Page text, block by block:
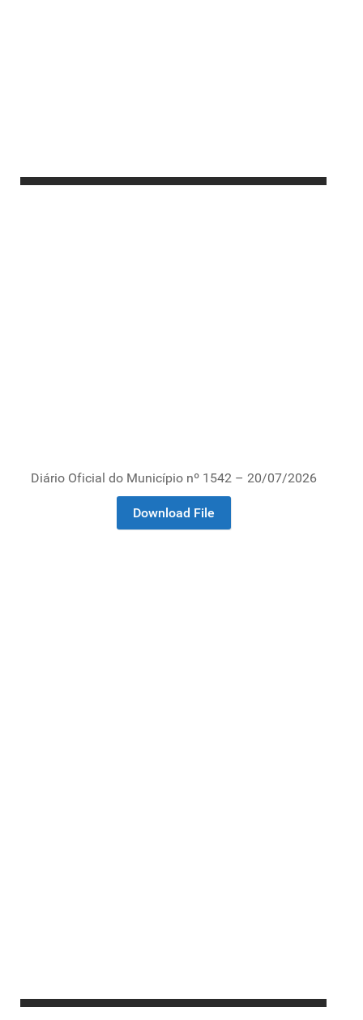
Diário Oficial do Município nº 1542 – 20/07/2026
Download File